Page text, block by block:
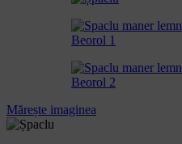
Mărește imaginea